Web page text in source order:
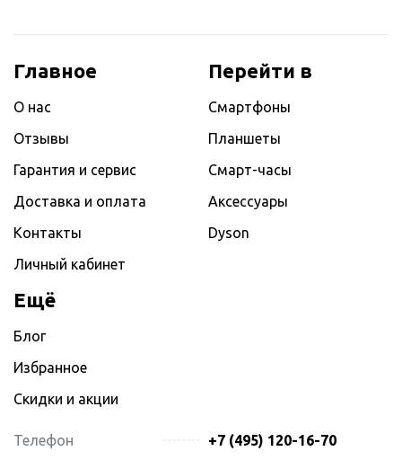
Главное
О нас
Отзывы
Гарантия и сервис
Доставка и оплата
Контакты
Личный кабинет
Перейти в
Смартфоны
Планшеты
Смарт-часы
Аксессуары
Dyson
Ещё
Блог
Избранное
Скидки и акции
Телефон +7 (495) 120-16-70